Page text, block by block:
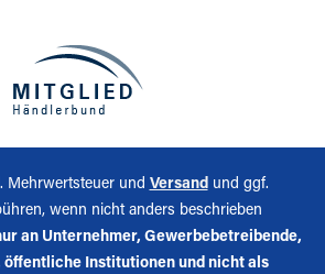
Mehrwertsteuer und Versand und ggf.
wenn nicht anders beschrieben
an Unternehmer, Gewerbebetreibende,
öffentliche Institutionen und nicht als